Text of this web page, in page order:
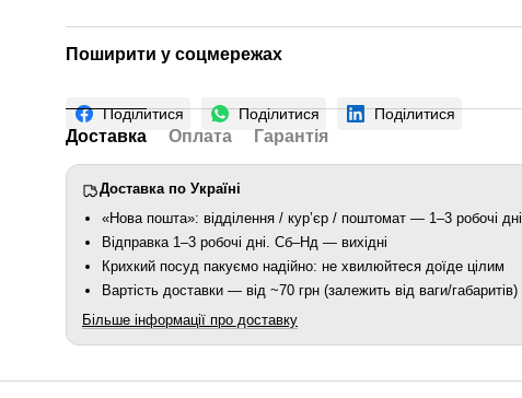
Поширити у соцмережах
Поділитися Поділитися Поділитися
Доставка Оплата Гарантія
Доставка по Україні
«Нова пошта»: відділення / кур’єр / поштомат — 1–3 робочі дні
Відправка 1–3 робочі дні. Сб–Нд — вихідні
Крихкий посуд пакуємо надійно: не хвилюйтеся доїде цілим
Вартість доставки — від ~70 грн (залежить від ваги/габаритів)
Більше інформації про доставку